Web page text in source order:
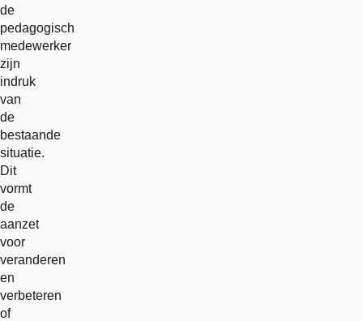
de
pedagogisch
medewerker
zijn
indruk
van
de
bestaande
situatie.
Dit
vormt
de
aanzet
voor
veranderen
en
verbeteren
of